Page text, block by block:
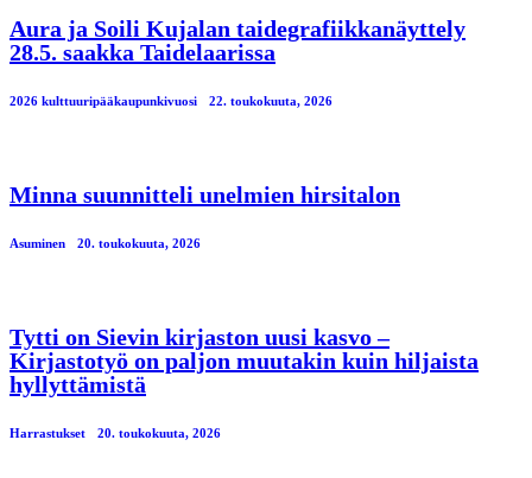
Aura ja Soili Kujalan taidegrafiikkanäyttely
28.5. saakka Taidelaarissa
2026 kulttuuripääkaupunkivuosi 22. toukokuuta, 2026
Minna suunnitteli unelmien hirsitalon
Asuminen 20. toukokuuta, 2026
Tytti on Sievin kirjaston uusi kasvo –
Kirjastotyö on paljon muutakin kuin hiljaista
hyllyttämistä
Harrastukset 20. toukokuuta, 2026